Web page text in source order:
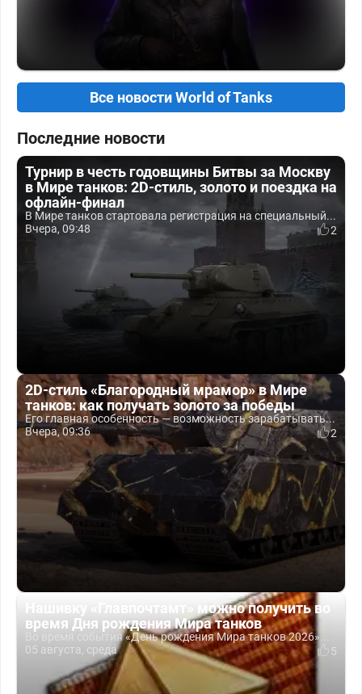
Все новости World of Tanks
Последние новости
Турнир в честь годовщины Битвы за Москву
в Мире танков: 2D-стиль, золото и поездка на
офлайн-финал
В Мире танков стартовала регистрация на специальный...
Вчера, 09:48
2
2D-стиль «Благородный мрамор» в Мире
танков: как получать золото за победы
Его главная особенность — возможность зарабатывать...
Вчера, 09:36
2
Нашивку «Главпочтамт» можно получить во
время Дня рождения Мира танков
Во время события «День рождения Мира танков 2026»...
05 августа, среда
5